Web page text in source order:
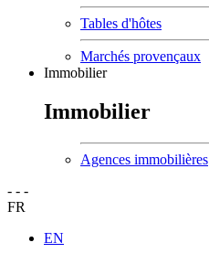
Tables d'hôtes
Marchés provençaux
Immobilier
Immobilier
Agences immobilières
- - -
FR
EN